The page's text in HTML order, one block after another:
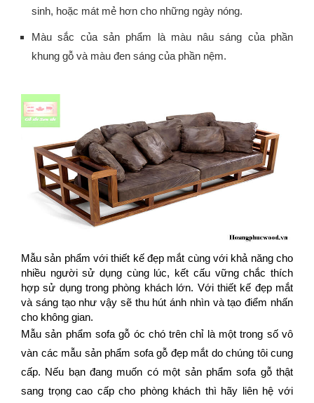
sinh, hoặc mát mẻ hơn cho những ngày nóng.
Màu sắc của sản phẩm là màu nâu sáng của phần
khung gỗ và màu đen sáng của phần nệm.
Mẫu sản phẩm với thiết kế đẹp mắt cùng với khả năng cho
nhiều người sử dụng cùng lúc, kết cấu vững chắc thích
hợp sử dụng trong phòng khách lớn. Với thiết kế đẹp mắt
và sáng tạo như vậy sẽ thu hút ánh nhìn và tạo điểm nhấn
cho không gian.
Mẫu sản phẩm sofa gỗ óc chó trên chỉ là một trong số vô
vàn các mẫu sản phẩm sofa gỗ đẹp mắt do chúng tôi cung
cấp. Nếu bạn đang muốn có một sản phẩm sofa gỗ thật
sang trọng cao cấp cho phòng khách thì hãy liên hệ với